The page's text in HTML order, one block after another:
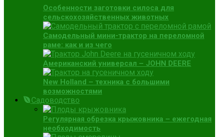
Особенности заготовки силоса для
сельскохозяйственных животных
Самодельный мини-трактор на переломной
раме: как и из чего
Американский универсал – JOHN DEERE
New Holland – техника с большими
возможностями
Садоводство
Регулярная обрезка крыжовника – ежегодная
необходимость